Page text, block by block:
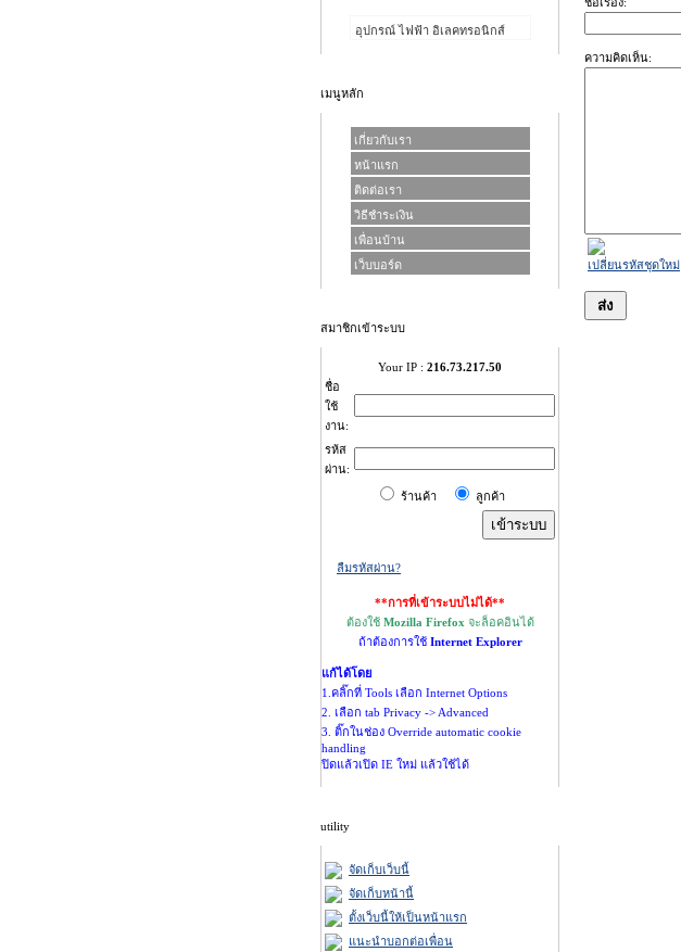
อุปกรณ์ ไฟฟ้า อิเลคทรอนิกส์
เมนูหลัก
เกี่ยวกับเรา
หน้าแรก
ติดต่อเรา
วิธีชำระเงิน
เพื่อนบ้าน
เว็บบอร์ด
สมาชิกเข้าระบบ
Your IP : 216.73.217.50
ชื่อ
ใช้
งาน:
รห้ส
ผ่าน:
ร้านค้า ลูกค้า
ลืมรหัสผ่าน?
**การที่เข้าระบบไม่ได้**
ต้องใช้ Mozilla Firefox จะล็อคอินได้
ถ้าต้องการใช้ Internet Explorer
แก้ได้โดย
1.คลิ๊กที่ Tools เลือก Internet Options
2. เลือก tab Privacy -> Advanced
3. ติ๊กในช่อง Override automatic cookie
handling
ปิดแล้วเปิด IE ใหม่ แล้วใช้ได้
utility
จัดเก็บเว็บนี้
จัดเก็บหน้านี้
ตั้งเว็บนี้ให้เป็นหน้าแรก
แนะนำบอกต่อเพื่อน
ความคิดเห็น:
เปลี่ยนรหัสชุดใหม่